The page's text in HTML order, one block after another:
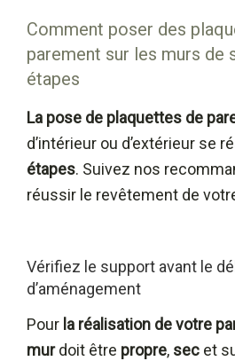
Comment poser des
parement sur les murs de
étapes
La pose de plaquettes de
d’intérieur ou d’extérieur se
étapes. Suivez nos
réussir le revêtement de
Vérifiez le support avant le
d’aménagement
Pour la réalisation de votre
murdoit être propre, sec et